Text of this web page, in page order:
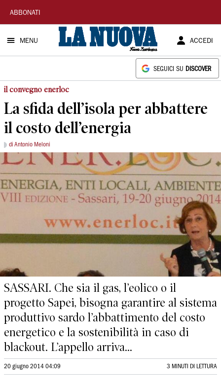
La
Nuova
Sardegna
ABBONATI
MENU ACCEDI
SEGUICI SU DISCOVER
il convegno enerloc
La sfida dell’isola per abbattere
il costo dell’energia
di Antonio Meloni
SASSARI. Che sia il gas, l’eolico o il
progetto Sapei, bisogna garantire al sistema
produttivo sardo l’abbattimento del costo
energetico e la sostenibilità in caso di
blackout. L’appello arriva...
20 giugno 2014 04:09 3 MINUTI DI LETTURA